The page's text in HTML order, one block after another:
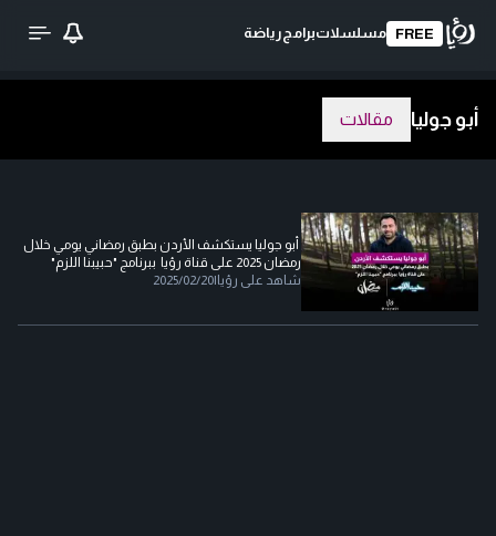
FREE مسلسلاتبرامج رياضة
أبو جوليا مقالات
أبو جوليا يستكشف الأردن بطبق رمضاني يومي خلال
رمضان 2025 على قناة رؤيا ببرنامج "حبيبنا اللزم"
شاهد على رؤيا|
2025/02/20